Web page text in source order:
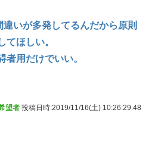
違いが多発してるんだから原則
てほしい。
者用だけでいい。
望者 投稿日時:2019/11/16(土) 10:26:29.48